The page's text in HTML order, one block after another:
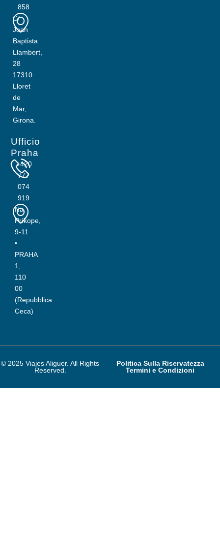
858
C/
Joan
Baptista
Llambert,
28
17310
Lloret
de
Mar,
Girona.
Ufficio
Praha
+420
777
074
919
Na
Príkope,
9-11
•
PRAHA
1,
110
00
(Repubblica
Ceca)
© 2025 Viajes Aliguer. All Rights
Reserved.
Politica Sulla Riservatezza
Termini e Condizioni